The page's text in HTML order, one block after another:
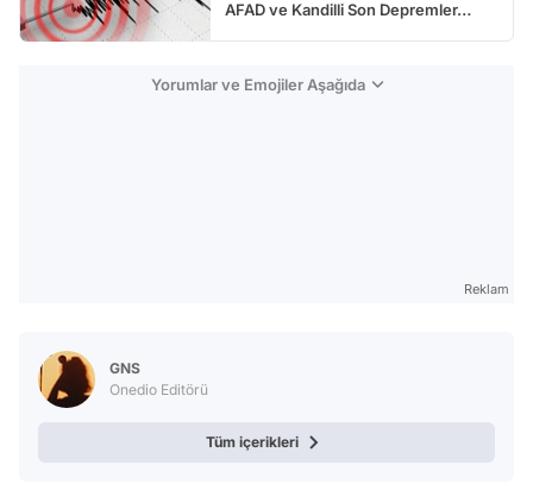
AFAD ve Kandilli Son Depremler…
Yorumlar ve Emojiler Aşağıda
Reklam
GNS
Onedio Editörü
Tüm içerikleri